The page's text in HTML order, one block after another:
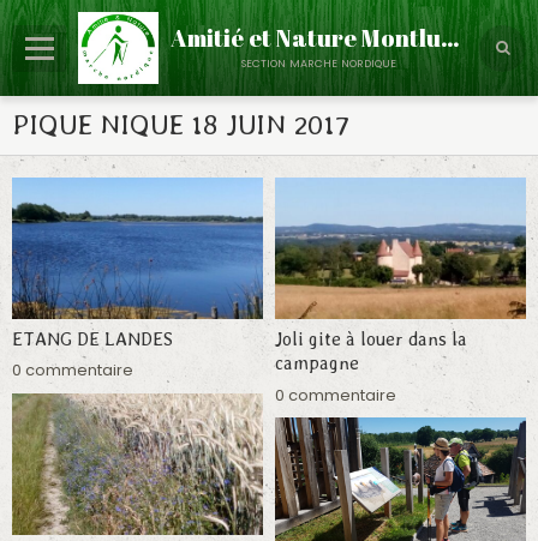
Amitié et Nature Montluçon
section marche nordique
Accueil
Le Club
Partenaires
Calendrier
Évènements
Albums Photos
Contact
Annuaire
Infos - Discussions
PIQUE NIQUE 18 JUIN 2017
ETANG DE LANDES
0 commentaire
Joli gite à louer dans la
campagne
0 commentaire